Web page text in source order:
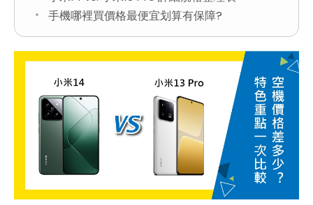
手機哪裡買價格最便宜划算有保障?